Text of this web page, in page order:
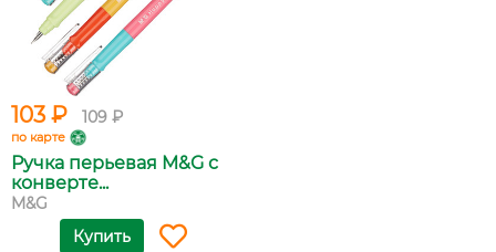
103 ₽ 109 ₽
по карте
Ручка перьевая M&G с
конверте...
M&G
Купить